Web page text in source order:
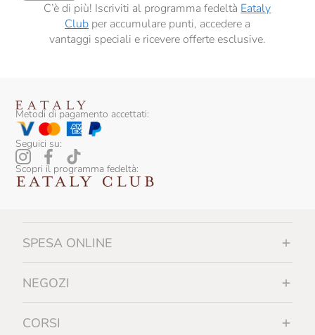
C’è di più! Iscriviti al programma fedeltà Eataly
Clubper accumulare punti, accedere a
vantaggi speciali e ricevere offerte esclusive.
Metodi di pagamento accettati:
Seguici su:
Scopri il programma fedeltà:
SPESA ONLINE
NEGOZI
CORSI